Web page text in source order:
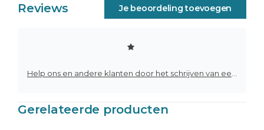
Reviews Je beoordeling toevoegen
Gerelateerde producten